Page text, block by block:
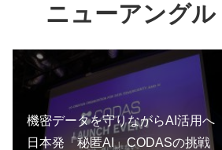
ニューアングル
機密データを守りながらAI活用へ
日本発「秘匿AI」CODASの挑戦